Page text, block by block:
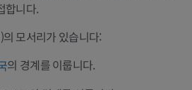
합니다.
모서리가 있습니다:
의 경계를 이룹니다.